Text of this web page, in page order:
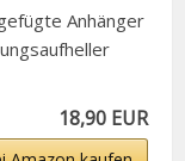
Anhänger
18,90 EUR